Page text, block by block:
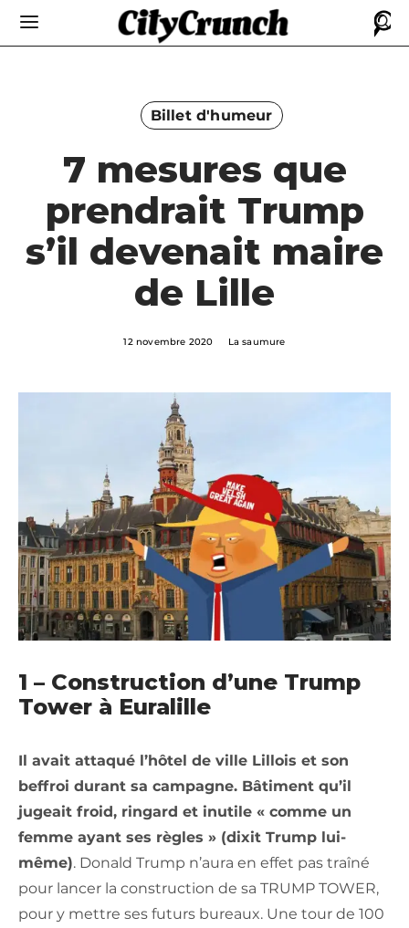
Billet d'humeur
7 mesures que
prendrait Trump
s’il devenait maire
de Lille
12 novembre 2020 La saumure
1 – Construction d’une Trump
Tower à Euralille
Il avait attaqué l’hôtel de ville Lillois et son
beffroi durant sa campagne. Bâtiment qu’il
jugeait froid, ringard et inutile « comme un
femme ayant ses règles » (dixit Trump lui-
même). Donald Trump n’aura en effet pas traîné
pour lancer la construction de sa TRUMP TOWER,
pour y mettre ses futurs bureaux. Une tour de 100